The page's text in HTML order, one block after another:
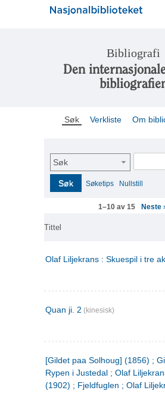
Bibliografi
Den
Søk Verkliste Om
Søk
Søk Søketips Nullstill
1–10 av 15 Neste
Tittel
Olaf Liljekrans : Skuespil i tre
Quan ji. 2 (kinesisk)
[Gildet paa Solhoug] (1856) ;
Rypen i Justedal ; Olaf
(1902) ; Fjeldfuglen ; Olaf